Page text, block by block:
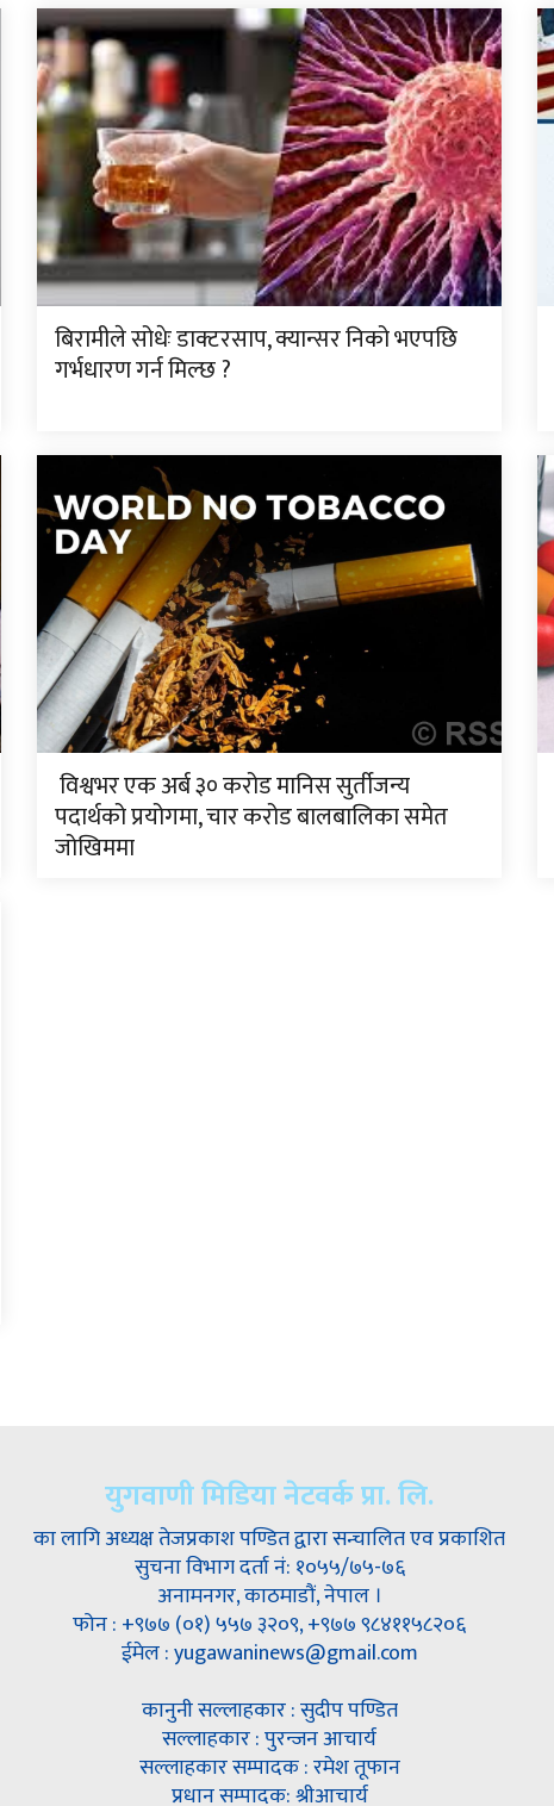
बिरामीले सोधेः डाक्टरसाप, क्यान्सर निको भएपछि
गर्भधारण गर्न मिल्छ ?
विश्वभर एक अर्ब ३० करोड मानिस सुर्तीजन्य
पदार्थको प्रयोगमा, चार करोड बालबालिका समेत
जोखिममा
युगवाणी मिडिया नेटवर्क प्रा. लि.
का लागि अध्यक्ष तेजप्रकाश पण्डित द्वारा सन्चालित एव प्रकाशित
सुचना विभाग दर्ता नं: १०५५/७५-७६
अनामनगर, काठमाडौं, नेपाल ।
फोन : +९७७ (०१) ५५७ ३२०९, +९७७ ९८४११५८२०६
ईमेल : yugawaninews@gmail.com
कानुनी सल्लाहकार : सुदीप पण्डित
सल्लाहकार : पुरन्जन आचार्य
सल्लाहकार सम्पादक : रमेश तूफान
प्रधान सम्पादक: श्रीआचार्य